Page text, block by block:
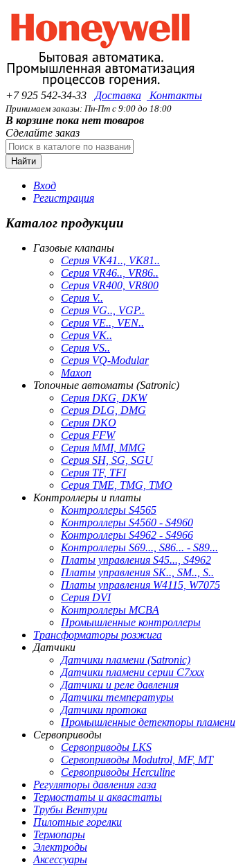
+7 925 542-34-33 Доставка Контакты
Принимаем заказы: Пн-Пт с 9:00 до 18:00
В корзине пока нет товаров
Сделайте заказ
Найти
Вход
Регистрация
Каталог продукции
Газовые клапаны
Серия VK41.., VK81..
Серия VR46.., VR86..
Серия VR400, VR800
Серия V..
Серия VG.., VGP..
Серия VE.., VEN..
Серия VK..
Серия VS..
Серия VQ-Modular
Maxon
Топочные автоматы (Satronic)
Серия DKG, DKW
Серия DLG, DMG
Серия DKO
Серия FFW
Серия MMI, MMG
Серия SH, SG, SGU
Серия TF, TFI
Серия TME, TMG, TMO
Контроллеры и платы
Контроллеры S4565
Контроллеры S4560 - S4960
Контроллеры S4962 - S4966
Контроллеры S69..., S86... - S89...
Платы управления S45..., S4962
Платы управления SK.., SM.., S..
Платы управления W4115, W7075
Серия DVI
Контроллеры MCBA
Промышленные контроллеры
Трансформаторы розжига
Датчики
Датчики пламени (Satronic)
Датчики пламени серии C7xxx
Датчики и реле давления
Датчики температуры
Датчики протока
Промышленные детекторы пламени
Сервоприводы
Сервоприводы LKS
Сервоприводы Modutrol, MF, MT
Сервоприводы Herculine
Регуляторы давления газа
Термостаты и аквастаты
Трубы Вентури
Пилотные горелки
Термопары
Электроды
Аксессуары